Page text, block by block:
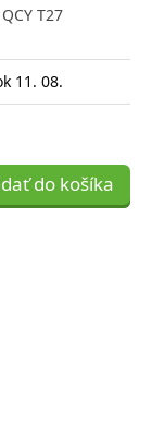
T27
11. 08.
do košíka